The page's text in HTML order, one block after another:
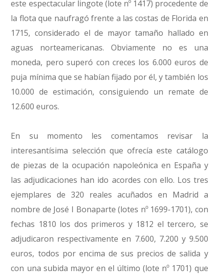
este espectacular lingote (lote nº 1417) procedente de
la flota que naufragó frente a las costas de Florida en
1715, considerado el de mayor tamaño hallado en
aguas norteamericanas. Obviamente no es una
moneda, pero superó con creces los 6.000 euros de
puja mínima que se habían fijado por él, y también los
10.000 de estimación, consiguiendo un remate de
12.600 euros.
En su momento les comentamos revisar la
interesantísima selección que ofrecía este catálogo
de piezas de la ocupación napoleónica en España y
las adjudicaciones han ido acordes con ello. Los tres
ejemplares de 320 reales acuñados en Madrid a
nombre de José I Bonaparte (lotes nº 1699-1701), con
fechas 1810 los dos primeros y 1812 el tercero, se
adjudicaron respectivamente en 7.600, 7.200 y 9.500
euros, todos por encima de sus precios de salida y
con una subida mayor en el último (lote nº 1701) que